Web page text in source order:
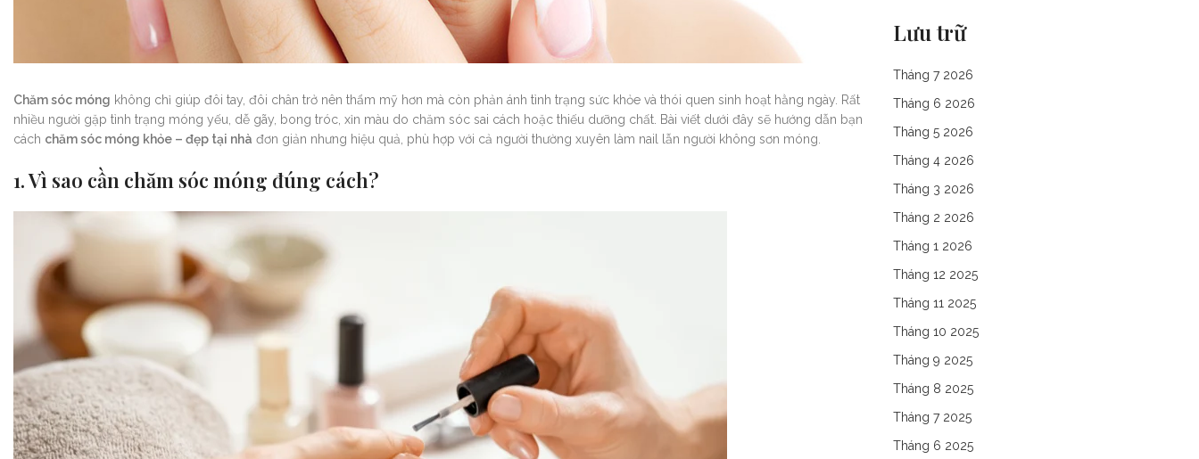
Chăm sóc móng không chỉ giúp đôi tay, đôi chân trở nên thẩm mỹ hơn mà còn phản ánh tình trạng sức khỏe và thói quen sinh hoạt hằng ngày. Rất
nhiều người gặp tình trạng móng yếu, dễ gãy, bong tróc, xỉn màu do chăm sóc sai cách hoặc thiếu dưỡng chất. Bài viết dưới đây sẽ hướng dẫn bạn
cách chăm sóc móng khỏe – đẹp tại nhà đơn giản nhưng hiệu quả, phù hợp với cả người thường xuyên làm nail lẫn người không sơn móng.
1. Vì sao cần chăm sóc móng đúng cách?
Lưu trữ
Tháng 7 2026
Tháng 6 2026
Tháng 5 2026
Tháng 4 2026
Tháng 3 2026
Tháng 2 2026
Tháng 1 2026
Tháng 12 2025
Tháng 11 2025
Tháng 10 2025
Tháng 9 2025
Tháng 8 2025
Tháng 7 2025
Tháng 6 2025